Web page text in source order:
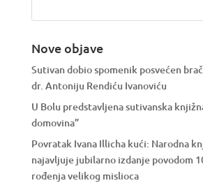
Nove objave
Sutivan dobio spomenik posvećen
dr. Antoniju Rendiću Ivanoviću
U Bolu predstavljena sutivanska
domovina”
Povratak Ivana Illicha kući: Narodna
najavljuje jubilarno izdanje povodom
rođenja velikog mislioca